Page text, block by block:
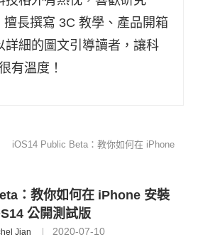
長撰寫 3C 教學、產品開箱
詳細的圖文引導讀者，讓科
有溫度！
iOS14 Public Beta：教你如何在 iPhone
：教你如何在 iPhone 安裝
公開測試版
Jian 2020-07-10